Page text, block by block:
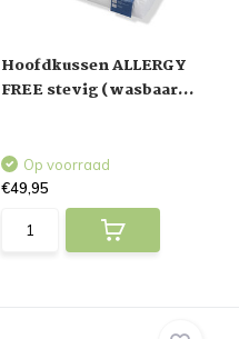
Hoofdkussen ALLERGY
FREE stevig (wasbaar...
Op voorraad
€49,95